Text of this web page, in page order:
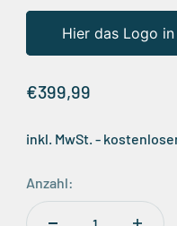
Hier das Logo
Angebot
€399,99
inkl. MwSt. -
Anzahl: